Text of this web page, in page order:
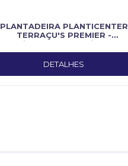
PLANTADEIRA PLANTICENTER
TERRAÇU'S PREMIER -
Fabricado por Planti Center
DETALHES